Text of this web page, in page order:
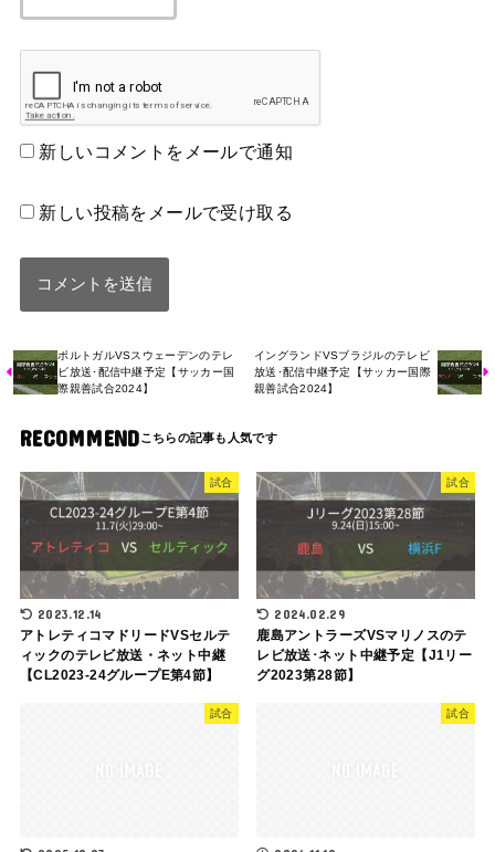
新しいコメントをメールで通知
新しい投稿をメールで受け取る
ポルトガルVSスウェーデンのテレ
ビ放送･配信中継予定【サッカー国
際親善試合2024】
イングランドVSブラジルのテレビ
放送･配信中継予定【サッカー国際
親善試合2024】
RECOMMEND
試合
2023.12.14
アトレティコマドリードVSセルテ
ィックのテレビ放送・ネット中継
【CL2023-24グループE第4節】
試合
2024.02.29
鹿島アントラーズVSマリノスのテ
レビ放送･ネット中継予定【J1リー
グ2023第28節】
試合 試合